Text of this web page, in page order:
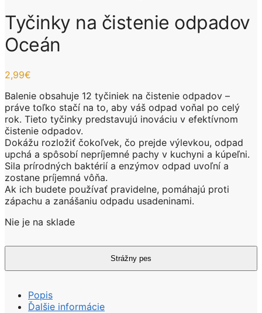
Tyčinky na čistenie odpadov
Oceán
2,99€
Balenie obsahuje 12 tyčiniek na čistenie odpadov –
práve toľko stačí na to, aby váš odpad voňal po celý
rok. Tieto tyčinky predstavujú inováciu v efektívnom
čistenie odpadov.
Dokážu rozložiť čokoľvek, čo prejde výlevkou, odpad
upchá a spôsobí nepríjemné pachy v kuchyni a kúpeľni.
Sila prírodných baktérií a enzýmov odpad uvoľní a
zostane príjemná vôňa.
Ak ich budete používať pravidelne, pomáhajú proti
zápachu a zanášaniu odpadu usadeninami.
Nie je na sklade
Popis
Ďalšie informácie